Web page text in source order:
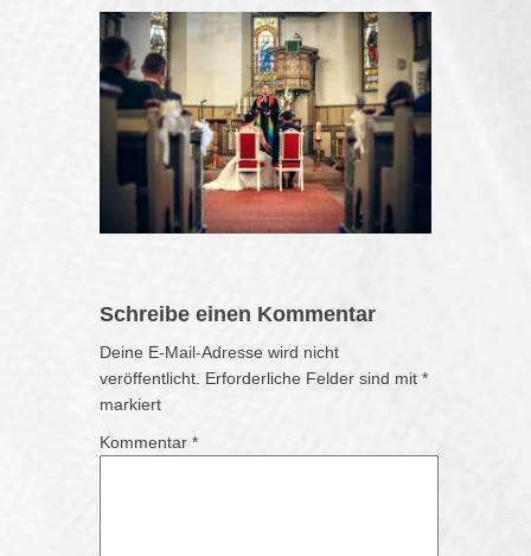
Schreibe einen Kommentar
Deine E-Mail-Adresse wird nicht
veröffentlicht. Erforderliche Felder sind mit *
markiert
Kommentar *